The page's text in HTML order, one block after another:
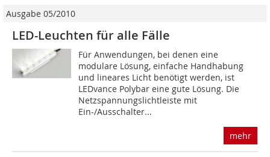
Ausgabe 05/2010
LED-Leuchten für alle Fälle
Für Anwendungen, bei denen eine
modulare Lösung, einfache Handhabung
und lineares Licht benötigt werden, ist
LEDvance Polybar eine gute Lösung. Die
Netzspannungslichtleiste mit
Ein-/Ausschalter...
mehr